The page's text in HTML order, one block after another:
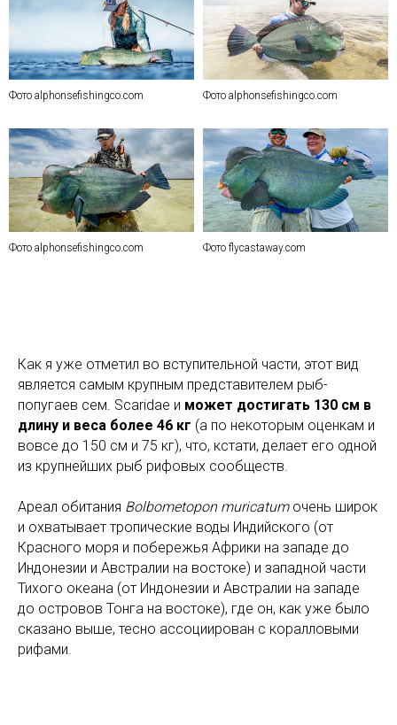
Фото alphonsefishingco.com Фото alphonsefishingco.com
Фото alphonsefishingco.com Фото flycastaway.com
Как я уже отметил во вступительной части, этот вид
является самым крупным представителем рыб-
попугаев сем. Scaridae и может достигать 130 см в
длину и веса более 46 кг (а по некоторым оценкам и
вовсе до 150 см и 75 кг), что, кстати, делает его одной
из крупнейших рыб рифовых сообществ.
Ареал обитания Bolbometopon muricatumочень широк
и охватывает тропические воды Индийского (от
Красного моря и побережья Африки на западе до
Индонезии и Австралии на востоке) и западной части
Тихого океана (от Индонезии и Австралии на западе
до островов Тонга на востоке), где он, как уже было
сказано выше, тесно ассоциирован с коралловыми
рифами.